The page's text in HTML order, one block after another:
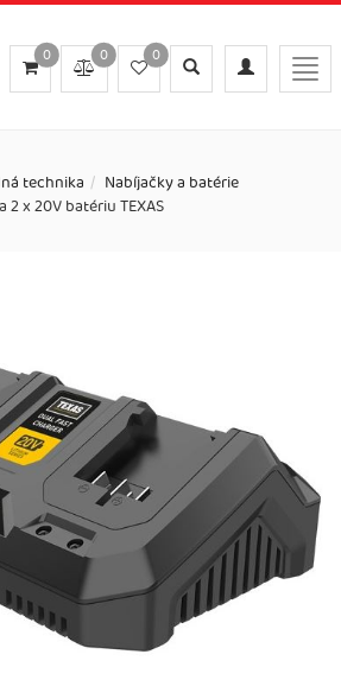
Toggle
navigation
Toggle
search
0
0
0
technika
Nabíjačky a batérie
x 20V batériu TEXAS